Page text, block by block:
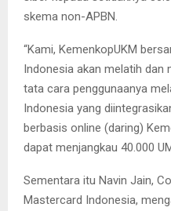
skema non-APBN.
“Kami, KemenkopUKM
Indonesia akan melatih dan
tata cara penggunaanya
Indonesia yang
berbasis online (daring)
dapat menjangkau 40.000
Sementara itu Navin Jain,
Mastercard Indonesia,